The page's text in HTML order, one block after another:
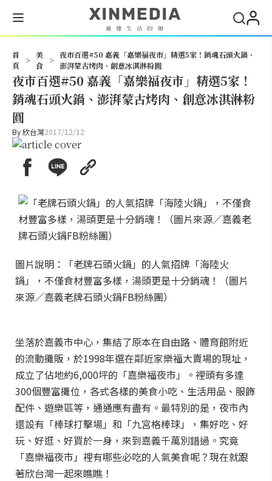
首
頁
>
美
食
>
夜市百選#50 嘉義「嘉樂福夜市」精選5家！銷魂石頭火鍋、
澎湃蒙古烤肉、創意冰淇淋粉圓
夜市百選#50 嘉義「嘉樂福夜市」精選5家！
銷魂石頭火鍋、澎湃蒙古烤肉、創意冰淇淋粉
圓
By欣台灣2017/12/12
圖片說明：「老牌石頭火鍋」的人氣招牌「海陸火
鍋」，不僅食材豐富多樣，湯頭更是十分銷魂！（圖片
來源／嘉義老牌石頭火鍋FB粉絲團）
坐落於嘉義市中心，集結了原本在自由路、體育館附近
的流動攤販，於1998年選在鄰近家樂福大賣場的現址，
成立了佔地約6,000坪的「嘉樂福夜市」。裡頭有多達
300個豐富攤位，各式各樣的美食小吃、生活用品、服飾
配件、遊樂區等，通通應有盡有。最特別的是，夜市內
還設有「棒球打擊場」和「九宮格棒球」，集好吃、好
玩、好逛、好買於一身，來到嘉義千萬別錯過。究竟
「嘉樂福夜市」裡有哪些必吃的人氣美食呢？現在就跟
著欣台灣一起來瞧瞧！